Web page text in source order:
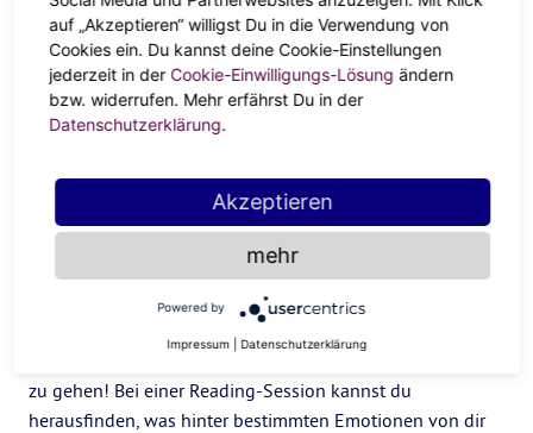
Im Kontakt mit dir selbst
Channeling kann aber mehr als dein Opener zu einer
besonderen Form der Trauerbewältigung sein. Bei
es passieren, dass dir plötzlich Dinge aus der
Vergangenheit wieder einfallen. Du kommst nochmal
anders mit dir und deinen Gefühlen in Kontakt.
Nähe ist nicht so dein Ding? Beim Gedanken,
bekommst du Schnappatmung? Das
zu gehen! Bei einer Reading-Session kannst du
herausfinden, was hinter bestimmten Emotionen von dir
auf „Akzeptieren“ willigst Du in die Verwendung von
Cookies ein. Du kannst deine Cookie-Einstellungen
jederzeit in der Cookie-Einwilligungs-Lösung ändern
bzw. widerrufen. Mehr erfährst Du in der
Datenschutzerklärung.
Akzeptieren
mehr
Powered by
Impressum Datenschutzerklärung